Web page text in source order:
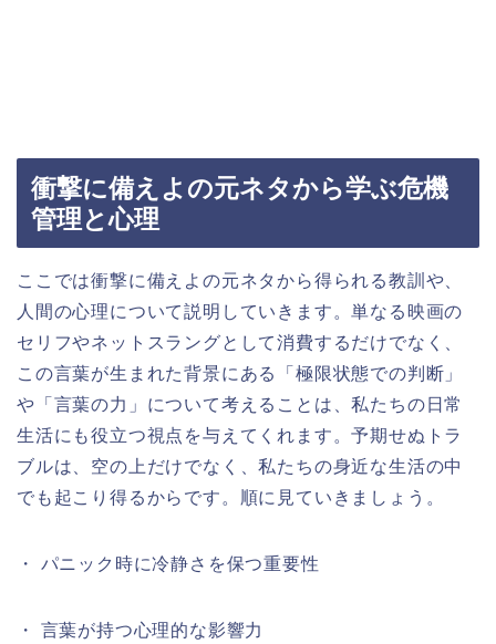
衝撃に備えよの元ネタから学ぶ危機
管理と心理
ここでは衝撃に備えよの元ネタから得られる教訓や、
人間の心理について説明していきます。単なる映画の
セリフやネットスラングとして消費するだけでなく、
この言葉が生まれた背景にある「極限状態での判断」
や「言葉の力」について考えることは、私たちの日常
生活にも役立つ視点を与えてくれます。予期せぬトラ
ブルは、空の上だけでなく、私たちの身近な生活の中
でも起こり得るからです。順に見ていきましょう。
・ パニック時に冷静さを保つ重要性
・ 言葉が持つ心理的な影響力